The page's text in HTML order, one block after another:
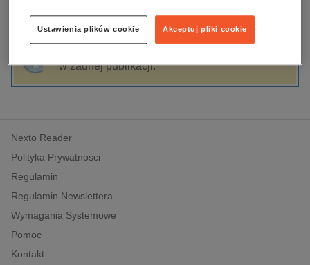
dzienniki
edukacja
hobby, sport, rozrywka
komputery, internet, technologie, informatyka
polityka, społeczno-informacyjne
psychologiczne
inne
popularno-naukowe
historia
Sortowanie Filtrowanie
w żadnej publikacji.
Nexto Reader
Polityka Prywatności
Regulamin
Regulamin Newslettera
Wymagania Systemowe
Pomoc
Kontakt
Akceptuj pliki cookie
Ustawienia plików cookie